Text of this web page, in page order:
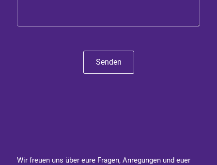
Senden
Wir freuen uns über eure Fragen, Anregungen und euer